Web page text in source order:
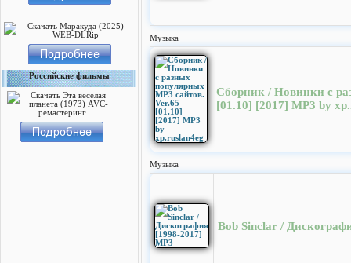
Российские фильмы
Музыка
Сборник / Новинки с
[01.10] [2017] MP3 by
Музыка
Bob Sinclar /